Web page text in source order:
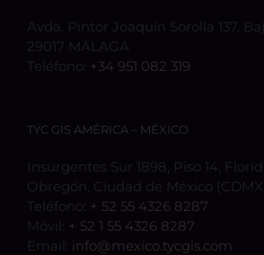
Avda. Pintor Joaquín Sorolla 137,
29017 MÁLAGA
Teléfono: +34 951 082 319
TYC GIS AMÉRICA – MÉXICO
Insurgentes Sur 1898, Piso 14,
Obregón, Ciudad de México
Teléfono: + 52 55 4326 8287
Móvil: + 52 1 55 4326 8287
Email: info@mexico.tycgis.com